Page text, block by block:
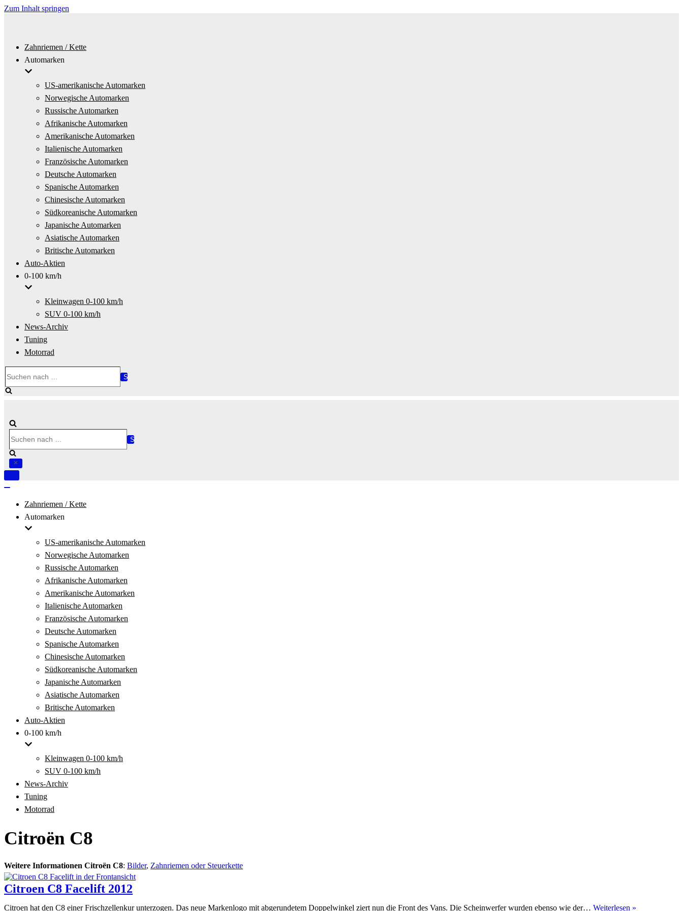
Zum Inhalt springen
Zahnriemen / Kette
Automarken
US-amerikanische Automarken
Norwegische Automarken
Russische Automarken
Afrikanische Automarken
Amerikanische Automarken
Italienische Automarken
Französische Automarken
Deutsche Automarken
Spanische Automarken
Chinesische Automarken
Südkoreanische Automarken
Japanische Automarken
Asiatische Automarken
Britische Automarken
Auto-Aktien
0-100 km/h
Kleinwagen 0-100 km/h
SUV 0-100 km/h
News-Archiv
Tuning
Motorrad
nach …
nach …
Navigation
Zahnriemen / Kette
Automarken
US-amerikanische Automarken
Norwegische Automarken
Russische Automarken
Afrikanische Automarken
Amerikanische Automarken
Italienische Automarken
Französische Automarken
Deutsche Automarken
Spanische Automarken
Chinesische Automarken
Südkoreanische Automarken
Japanische Automarken
Asiatische Automarken
Britische Automarken
Auto-Aktien
0-100 km/h
Kleinwagen 0-100 km/h
SUV 0-100 km/h
News-Archiv
Tuning
Motorrad
Citroën C8
Weitere Informationen Citroën C8: Bilder, Zahnriemen oder Steuerkette
Citroen C8 Facelift 2012
Citroen hat den C8 einer Frischzellenkur unterzogen. Das neue Markenlogo mit abgerundetem Doppelwinkel ziert nun die Front des Vans. Die Scheinwerfer wurden ebenso wie der… Weiterlesen »